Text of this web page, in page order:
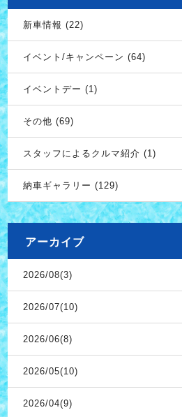
新車情報 (22)
イベント/キャンペーン (64)
イベントデー (1)
その他 (69)
スタッフによるクルマ紹介 (1)
納車ギャラリー (129)
アーカイブ
2026/08(3)
2026/07(10)
2026/06(8)
2026/05(10)
2026/04(9)